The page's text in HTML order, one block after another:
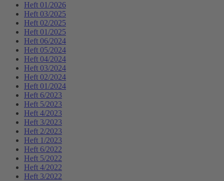
Heft 01/2026
Heft 03/2025
Heft 02/2025
Heft 01/2025
Heft 06/2024
Heft 05/2024
Heft 04/2024
Heft 03/2024
Heft 02/2024
Heft 01/2024
Heft 6/2023
Heft 5/2023
Heft 4/2023
Heft 3/2023
Heft 2/2023
Heft 1/2023
Heft 6/2022
Heft 5/2022
Heft 4/2022
Heft 3/2022